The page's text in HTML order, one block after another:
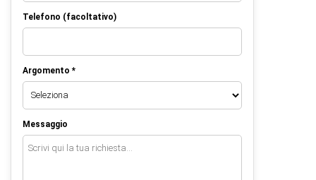
Telefono (facoltativo)
Argomento *
Messaggio